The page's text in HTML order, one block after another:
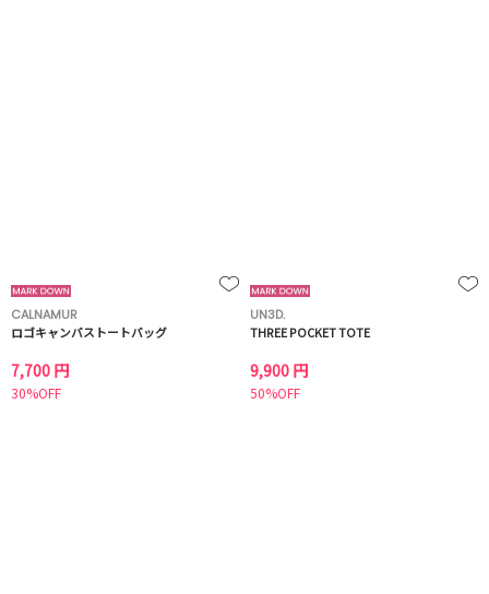
CALNAMUR
ロゴキャンバストートバッグ
7,700 円
30%OFF
UN3D.
THREE POCKET TOTE
9,900 円
50%OFF